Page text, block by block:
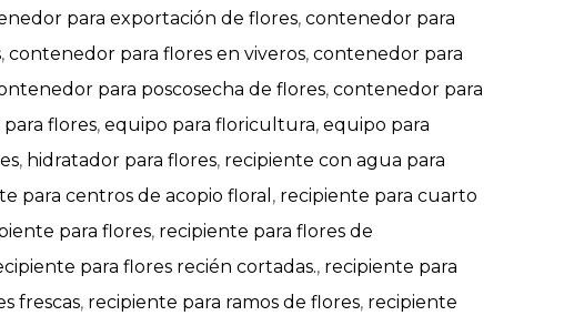
para exportación de flores, contenedor para
, contenedor para flores en viveros, contenedor para
para poscosecha de flores, contenedor para
flores, equipo para floricultura, equipo para
, hidratador para flores, recipiente con agua para
para centros de acopio floral , recipiente para cuarto
para flores, recipiente para flores de
para flores recién cortadas., recipiente para
frescas, recipiente para ramos de flores, recipiente